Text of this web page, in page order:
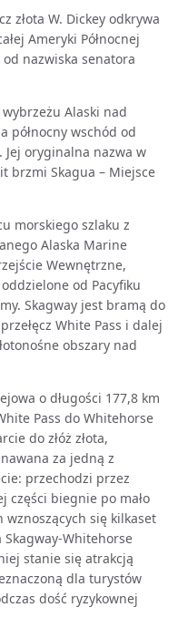
złota W. Dickey odkrywa
Ameryki Północnej
nazwiska senatora
Alaski nad
północny wschód od
Jej oryginalna nazwa w
brzmi Skagua – Miejsce
morskiego szlaku z
Alaska Marine
Wewnętrzne,
od Pacyfiku
Skagway jest bramą do
White Pass i dalej
obszary nad
o długości 177,8 km
Pass do Whitehorse
do złóż złota,
za jedną z
przechodzi przez
części biegnie po mało
się kilkaset
Whitehorse
stanie się atrakcją
dla turystów
dość ryzykownej